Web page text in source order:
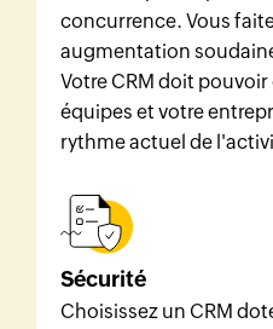
concurrence. Vous
augmentation
Votre CRM doit pouvoir
équipes et votre
rythme actuel de
Sécurité
Choisissez un CRM